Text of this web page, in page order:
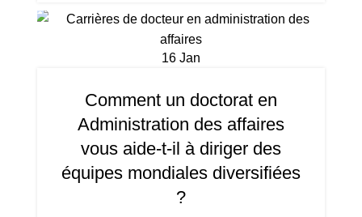
16 Jan
Comment un doctorat en
Administration des affaires
vous aide-t-il à diriger des
équipes mondiales diversifiées
?